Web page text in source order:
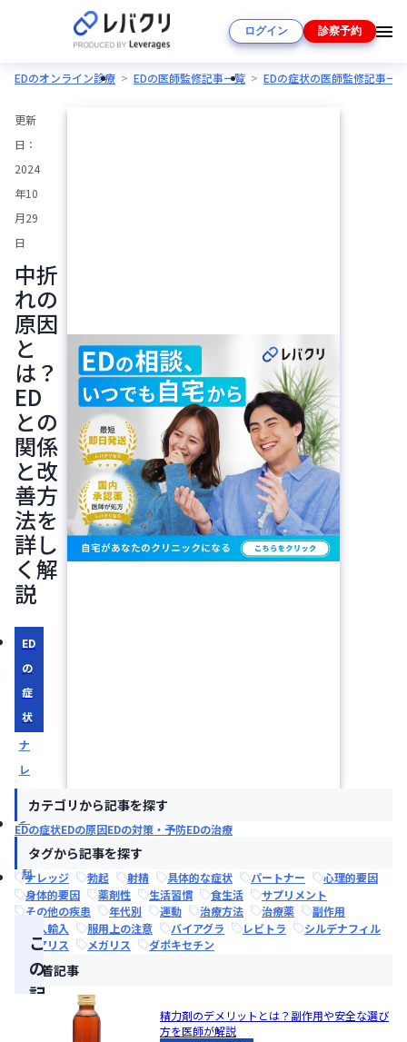
ログイン 診察予約
EDのオンライン診療 EDの医師監修記事一覧 EDの症状の医師監修記事一覧
更新
日：
2024
年10
月29
日
中折
れの
原因
と
は？
ED
との
関係
と改
善方
法を
詳し
く解
説
ED
の
症
状
ナ
レ
ジ
勃
起
こ
の
記
カテゴリから記事を探す
EDの症状EDの原因EDの対策・予防EDの治療
タグから記事を探す
ナレッジ 勃起 射精 具体的な症状 パートナー
心理的要因
身体的要因
薬剤性 生活習慣 食生活
サプリメント
その他の疾患
年代別 運動 治療方法 治療薬
副作用
個人輸入
服用上の注意 バイアグラ レビトラ
シルデナフィル
シアリス
メガリス ダポキセチン
新着記事
精力剤のデメリットとは？副作用や安全な選び
方を医師が解説